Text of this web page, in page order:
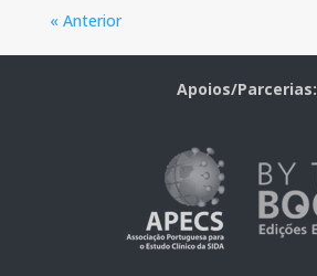
« Anterior
Apoios/Parcerias: